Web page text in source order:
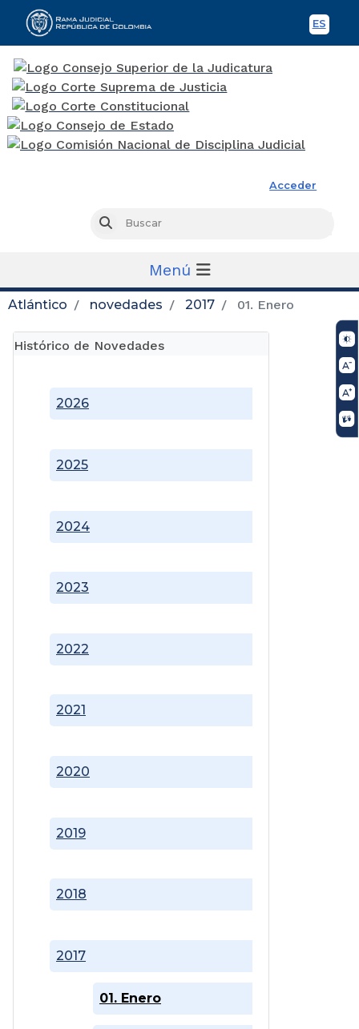
ES
Acceder
Buscar
Menú
Atlántico novedades 2017 01. Enero
Histórico de Novedades
2017
01. Enero
2018
2019
2020
2021
2022
2023
2024
2025
2026